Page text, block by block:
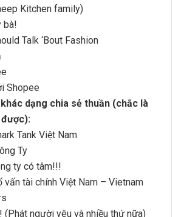
Kitchen family)
bà!
Talk ‘Bout Fashion
Shopee
dạng chia sẻ thuần (chắc là
Tank Việt Nam
Ty
ty có tâm!!!
vấn tài chính Việt Nam – Vietnam
(Phát người yêu và nhiều thứ nữa)